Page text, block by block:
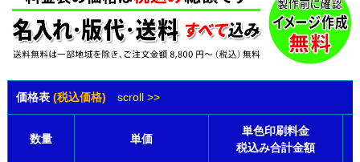
価格表 (税込価格) scroll >>
数量 単価
単色印刷料金
税込み合計金額